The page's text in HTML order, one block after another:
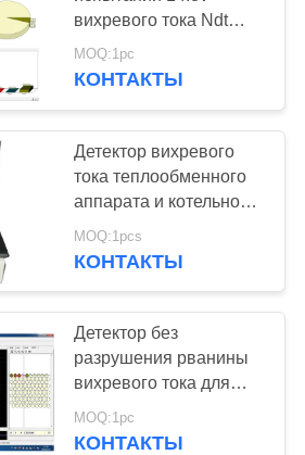
60
вихревого тока Ndt
портативное
построенное в батарее
MOQ:1pc
КОНТАКТЫ
Детектор вихревого
тока теплообменного
аппарата и котельной
трубы с отображением
листа трубки
MOQ:1pcs
КОНТАКТЫ
Детектор без
разрушения рванины
вихревого тока для
отображения листа
трубки
MOQ:1pc
КОНТАКТЫ